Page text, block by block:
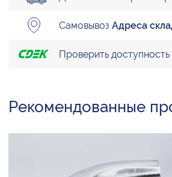
Самовывоз Адреса
Проверить доступность
Рекомендованные